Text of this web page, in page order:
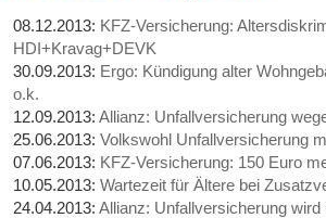
08.12.2013: KFZ-Versicherung:
HDI+Kravag+DEVK
30.09.2013: Ergo: Kündigung alter
o.k.
12.09.2013:Allianz: Unfallversicherung
25.06.2013:Volkswohl Unfallversicherung
07.06.2013: KFZ-Versicherung: 150 Euro
10.05.2013:Wartezeit für Ältere bei
24.04.2013:Allianz: Unfallversicherung wird